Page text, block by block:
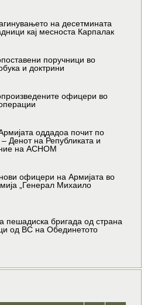
на десетмината
кај месноста Карпалак
поручници во
и доктрини
офицери во
оддадоа почит по
– Денот на Републиката и
на АСНОМ
офицери на Армијата во
„Генерал Михаило
пешадиска бригада од страна
од ВС на Обединетото